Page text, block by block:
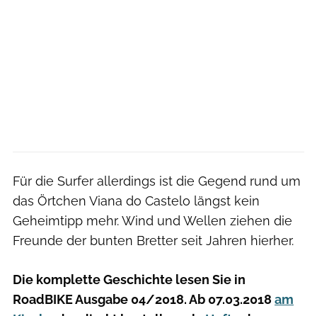
Für die Surfer allerdings ist die Gegend rund um
das Örtchen Viana do Castelo längst kein
Geheimtipp mehr. Wind und Wellen ziehen die
Freunde der bunten Bretter seit Jahren hierher.
Die komplette Geschichte lesen Sie in
RoadBIKE Ausgabe 04/2018. Ab 07.03.2018 am